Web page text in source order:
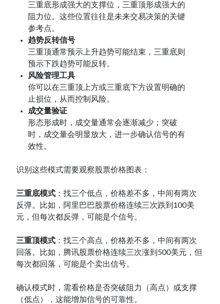
三重底形成强大的支撑位，三重顶形成强大的
阻力位。这些位置往往是未来交易决策的关键
参考点。
趋势反转信号
三重顶通常预示上升趋势可能结束，三重底则
预示下跌趋势可能反转。
风险管理工具
你可以在三重顶上方或三重底下方设置明确的
止损位，从而控制风险。
成交量验证
形态形成时，成交量通常会逐渐减少；突破
时，成交量会明显放大，进一步确认信号的有
效性。
识别这些模式需要观察股票价格图表：
三重底模式 ：找三个低点，价格差不多，中间有两次
反弹。比如，阿里巴巴股票价格连续三次跌到100美
元，但每次都反弹，可能是个信号。
三重顶模式 ：找三个高点，价格差不多，中间有两次
回落。比如，腾讯股票价格连续三次涨到500美元，但
每次都回落，可能是个卖出信号。
确认模式时，需看价格是否突破阻力（高点）或支撑
（低点），这能增加信号的可靠性。